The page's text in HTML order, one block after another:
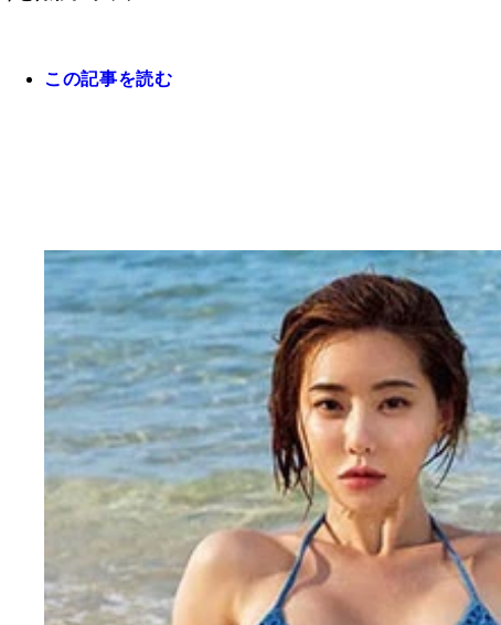
DJ SODA
浅草花やしきで撮影した１枚 写真集『Candid』（
お気に入りカットをウィンクして紹介するDJ SODA
最年少ファンに「いないいないばぁ」で交流するDJ
DJ SODA
この記事を読む